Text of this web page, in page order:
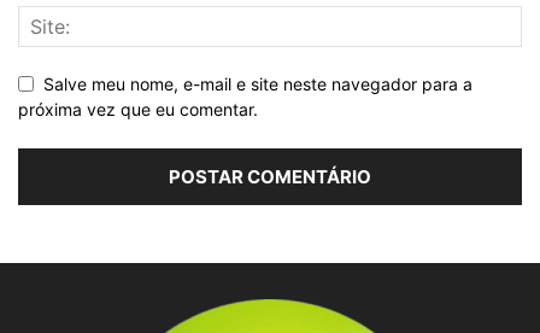
Salve meu nome, e-mail e site neste navegador para a
próxima vez que eu comentar.